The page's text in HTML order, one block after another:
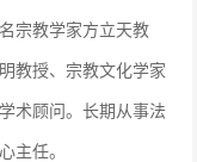
宗教学家方立天教
教授、宗教文化学家
术顾问。长期从事法
主任。